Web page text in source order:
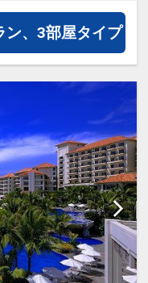
食・中華・ブ
宿泊者割引料
・１８ホール
ヤード
００円 ～ 最
条件となりま
2026年11月
：DP-1-
ン、3部屋タイプ